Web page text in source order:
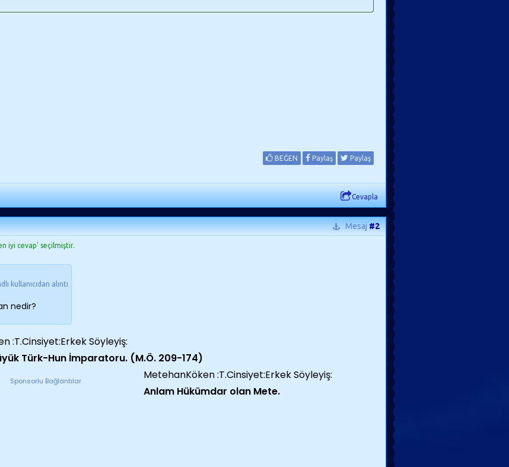
BEĞEN Paylaş Paylaş
Cevapla
Mesaj#2
iyi cevap' seçilmiştir.
kullanıcıdan alıntı
nedir?
:T.Cinsiyet:Erkek Söyleyiş:
Türk-Hun İmparatoru. (M.Ö. 209-174)
Sponsorlu Bağlantılar
MetehanKöken :T.Cinsiyet:Erkek Söyleyiş:
Anlam Hükümdar olan Mete.